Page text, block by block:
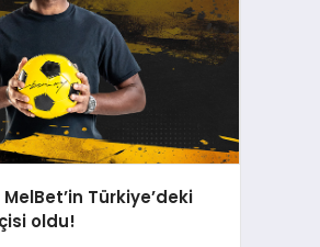
Türkiye’deki
oldu!